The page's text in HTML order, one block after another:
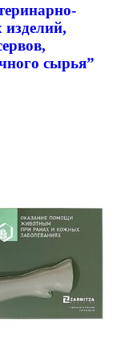
изделий,
сырья”